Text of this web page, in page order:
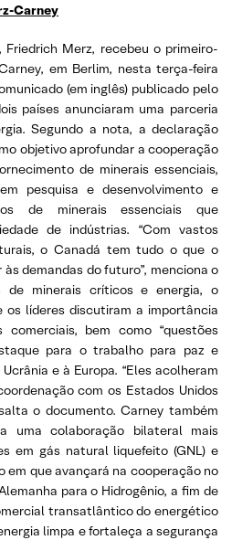
Carney
Friedrich Merz, recebeu o primeiro-
em Berlim, nesta terça-feira
(em inglês) publicado pelo
países anunciaram uma parceria
Segundo a nota, a declaração
objetivo aprofundar a cooperação
de minerais essenciais,
pesquisa e desenvolvimento e
de minerais essenciais que
de indústrias. “Com vastos
o Canadá tem tudo o que o
demandas do futuro”, menciona o
de minerais críticos e energia, o
líderes discutiram a importância
bem como “questões
para o trabalho para paz e
e à Europa. “Eles acolheram
com os Estados Unidos
o documento. Carney também
uma colaboração bilateral mais
em gás natural liquefeito (GNL) e
em que avançará na cooperação no
para o Hidrogênio, a fim de
transatlântico do energético
limpa e fortaleça a segurança